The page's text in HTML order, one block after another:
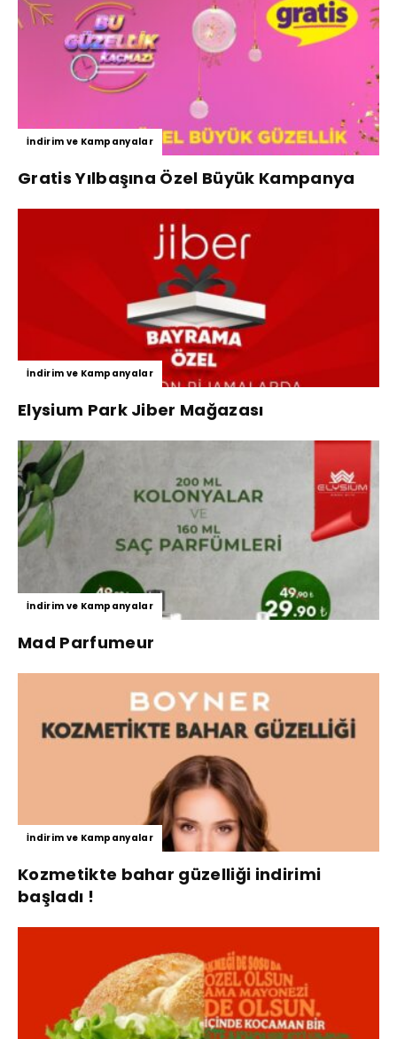
İndirim ve Kampanyalar
Gratis Yılbaşına Özel Büyük Kampanya
İndirim ve Kampanyalar
Elysium Park Jiber Mağazası
İndirim ve Kampanyalar
Mad Parfumeur
İndirim ve Kampanyalar
Kozmetikte bahar güzelliği indirimi
başladı !